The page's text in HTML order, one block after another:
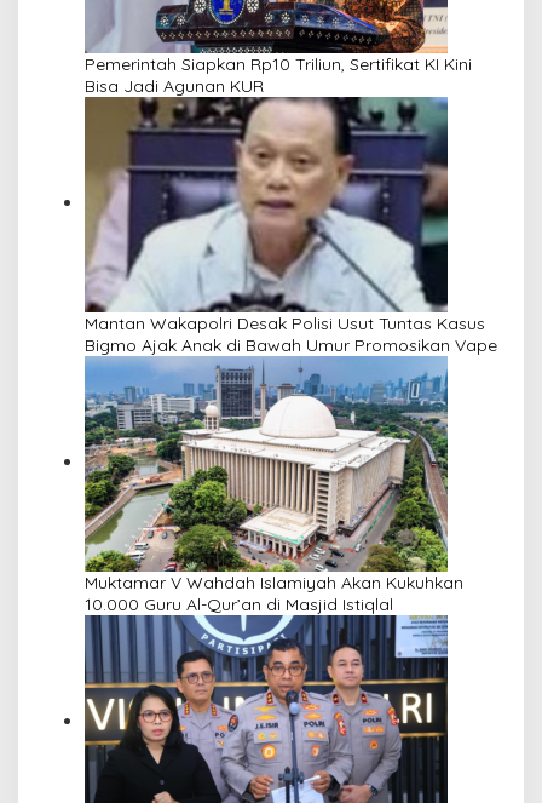
Pemerintah Siapkan Rp10 Triliun, Sertifikat KI Kini
Bisa Jadi Agunan KUR
Mantan Wakapolri Desak Polisi Usut Tuntas Kasus
Bigmo Ajak Anak di Bawah Umur Promosikan Vape
Muktamar V Wahdah Islamiyah Akan Kukuhkan
10.000 Guru Al-Qur’an di Masjid Istiqlal